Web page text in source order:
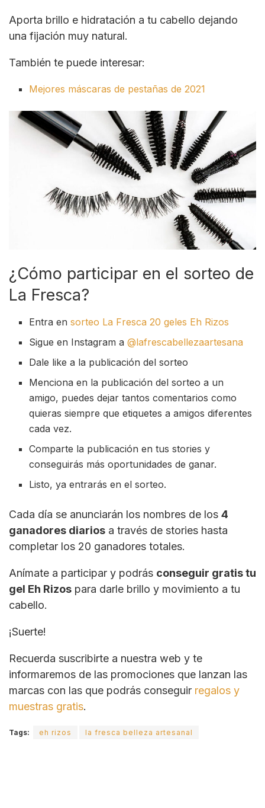
Aporta brillo e hidratación a tu cabello dejando
una fijación muy natural.
También te puede interesar:
Mejores máscaras de pestañas de 2021
¿Cómo participar en el sorteo de
La Fresca?
Entra ensorteo La Fresca 20 geles Eh Rizos
Sigue en Instagram a@lafrescabellezaartesana
Dale like a la publicación del sorteo
Menciona en la publicación del sorteo a un
amigo, puedes dejar tantos comentarios como
quieras siempre que etiquetes a amigos diferentes
cada vez.
Comparte la publicación en tus stories y
conseguirás más oportunidades de ganar.
Listo, ya entrarás en el sorteo.
Cada día se anunciarán los nombres de los 4
ganadores diarios a través de stories hasta
completar los 20 ganadores totales.
Anímate a participar y podrás conseguir gratis tu
gel Eh Rizos para darle brillo y movimiento a tu
cabello.
¡Suerte!
Recuerda suscribirte a nuestra web y te
informaremos de las promociones que lanzan las
marcas con las que podrás conseguir regalos y
muestras gratis.
Tags: eh rizos la fresca belleza artesanal